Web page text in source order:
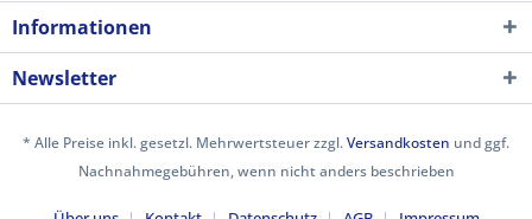
Informationen
Newsletter
* Alle Preise inkl. gesetzl. Mehrwertsteuer zzgl.Versandkosten und ggf.
Nachnahmegebühren, wenn nicht anders beschrieben